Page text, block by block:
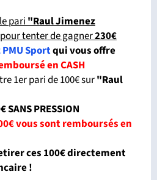
pari"Raul Jimenez
tenter de gagner230€
Sportqui vous offre
en CASH
1er pari de 100€ sur"Raul
SANS PRESSION
vous sont remboursés en
ces 100€ directement
!